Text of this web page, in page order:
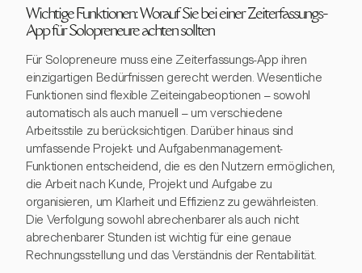
Wichtige Funktionen: Worauf Sie bei einer Zeiterfassungs-
App für Solopreneure achten sollten
Für Solopreneure muss eine Zeiterfassungs-App ihren
einzigartigen Bedürfnissen gerecht werden. Wesentliche
Funktionen sind flexible Zeiteingabeoptionen – sowohl
automatisch als auch manuell – um verschiedene
Arbeitsstile zu berücksichtigen. Darüber hinaus sind
umfassende Projekt- und Aufgabenmanagement-
Funktionen entscheidend, die es den Nutzern ermöglichen,
die Arbeit nach Kunde, Projekt und Aufgabe zu
organisieren, um Klarheit und Effizienz zu gewährleisten.
Die Verfolgung sowohl abrechenbarer als auch nicht
abrechenbarer Stunden ist wichtig für eine genaue
Rechnungsstellung und das Verständnis der Rentabilität.